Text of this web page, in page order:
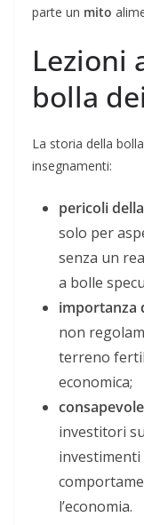
parte un mito
Lezioni
bolla
La storia della
insegnamenti:
pericoli
solo per
senza un
a bolle
importanza
non
terreno
economica;
investitori
l’economia.